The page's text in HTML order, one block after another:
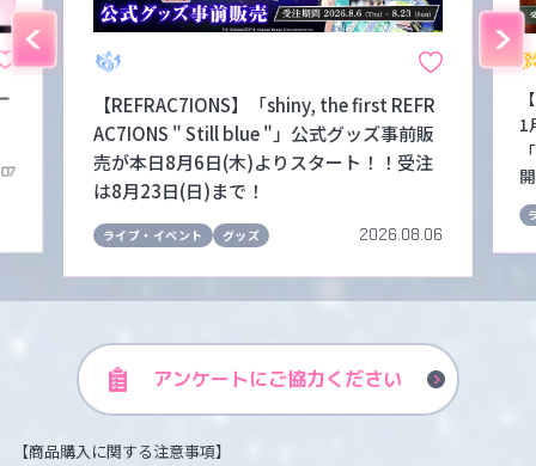
【REFRAC7IONS】「shiny, the first REFR
AC7IONS " Still blue "」公式グッズ事前販
売が本日8月6日(木)よりスタート！！受注
は8月23日(日)まで！
ライブ・イベント グッズ 2026.08.06
1
アンケートにご協力ください
【商品購入に関する注意事項】